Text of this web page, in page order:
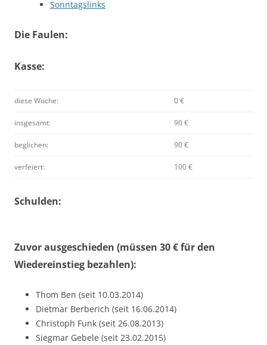
Sonntagslinks
Die Faulen:
Kasse:
diese Woche: 0 €
insgesamt: 90 €
beglichen: 90 €
verfeiert: 100 €
Schulden:
Zuvor ausgeschieden (müssen 30 € für den
Wiedereinstieg bezahlen):
Thom Ben (seit 10.03.2014)
Dietmar Berberich (seit 16.06.2014)
Christoph Funk (seit 26.08.2013)
Siegmar Gebele (seit 23.02.2015)